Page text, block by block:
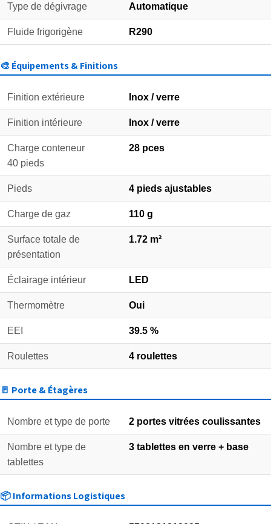
Type de dégivrage Automatique
Fluide frigorigène R290
🎨 Équipements & Finitions
Finition extérieure Inox / verre
Finition intérieure Inox / verre
Charge conteneur
40 pieds
28 pces
Pieds 4 pieds ajustables
Charge de gaz 110 g
Surface totale de
présentation
1.72 m²
Éclairage intérieur LED
Thermomètre Oui
EEI 39.5 %
Roulettes 4 roulettes
🚪 Porte & Étagères
Nombre et type de porte 2 portes vitrées coulissantes
Nombre et type de
tablettes
3 tablettes en verre + base
📦 Informations Logistiques